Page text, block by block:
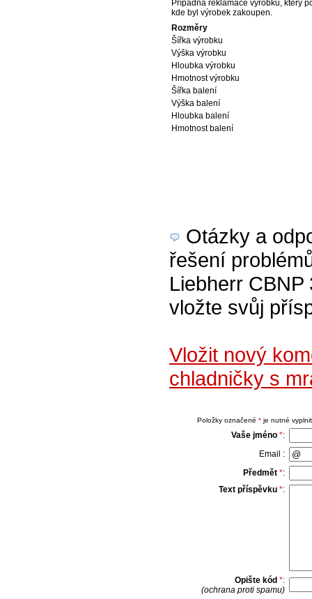
Případná reklamace výrobku, který
kde byl výrobek zakoupen.
Rozměry
Šířka výrobku
Výška výrobku
Hloubka výrobku
Hmotnost výrobku
Šířka balení
Výška balení
Hloubka balení
Hmotnost balení
Otázky a
řešení
Liebherr
vložte svůj
Vložit nový
chladničky s
Položky označené *je nutné
Vaše jméno *:
Email :
Předmět *:
Text příspěvku *:
Opište kód *:
(ochrana proti spamu)